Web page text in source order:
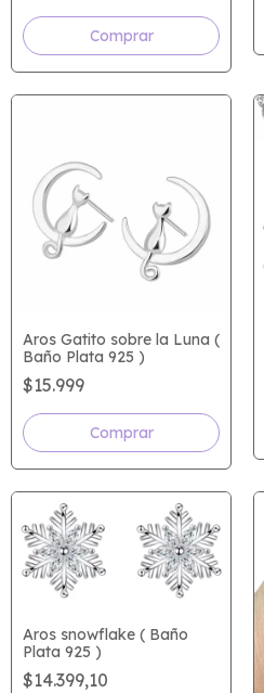
Comprar
Aros Gatito sobre la Luna (
Baño Plata 925 )
$15.999
Comprar
Aros snowflake ( Baño
Plata 925 )
$14.399,10